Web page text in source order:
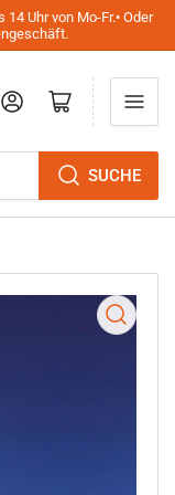
Uhr von Mo-Fr.• Oder
SUCHE
AnmeldenMini-Warenkorb öffnen